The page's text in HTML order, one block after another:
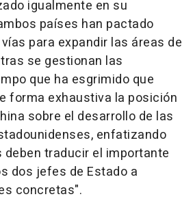
igualmente en su
países han pactado
para expandir las áreas de
se gestionan las
que ha esgrimido que
forma exhaustiva la posición
sobre el desarrollo de las
enfatizando
traducir el importante
dos jefes de Estado a
concretas".